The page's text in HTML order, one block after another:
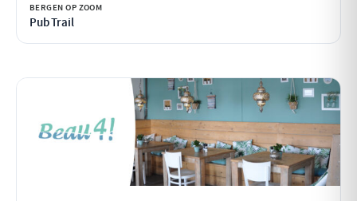
BERGEN OP ZOOM
Pub Trail